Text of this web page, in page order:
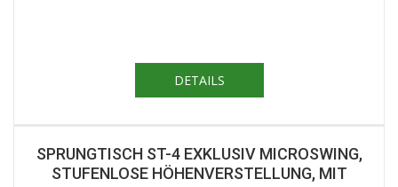
DETAILS
SPRUNGTISCH ST-4 EXKLUSIV MICROSWING,
STUFENLOSE HÖHENVERSTELLUNG, MIT